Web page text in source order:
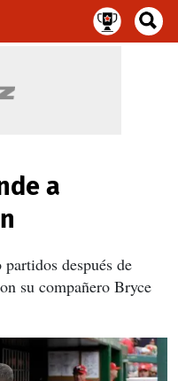
a
después de
su compañero Bryce